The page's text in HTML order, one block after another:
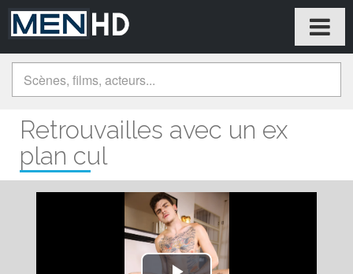
Retrouvailles avec un ex
plan cul